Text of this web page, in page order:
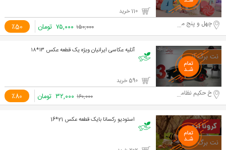
٪50 چهل و پنج متری گلشهر ۱۵۰,۰۰۰ ۷۵,۰۰۰ تومان
آتلیه عکاسی ایرانیان ویژه یک قطعه عکس ۱۳*۱۸
٪80 خ حکیم نظامی ، خیابان شهید موحدیان ۱۶۰,۰۰۰ ۳۲,۰۰۰ تومان
استودیو رکسانا بایک قطعه عکس 21*16